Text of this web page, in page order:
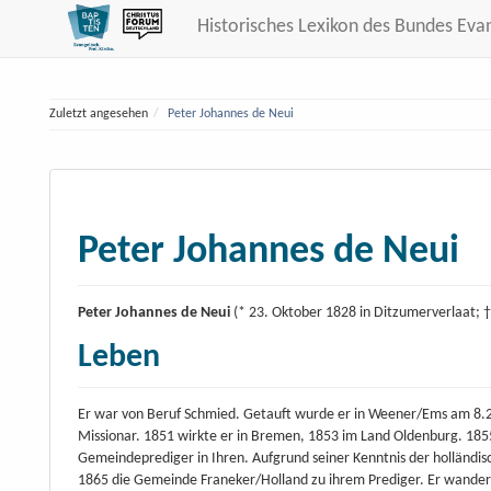
Historisches Lexikon des Bundes
Zuletzt angesehen Peter Johannes de Neui
Peter Johannes de Neui
Peter Johannes de Neui (* 23. Oktober 1828 in Ditzumerverlaat;
Leben
Er war von Beruf Schmied. Getauft wurde er in Weener/Ems am
Missionar. 1851 wirkte er in Bremen, 1853 im Land Oldenburg.
Gemeindeprediger in Ihren. Aufgrund seiner Kenntnis der
1865 die Gemeinde Franeker/Holland zu ihrem Prediger. Er